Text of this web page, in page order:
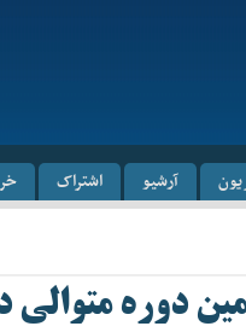
آرشیو اشتراک
دوره